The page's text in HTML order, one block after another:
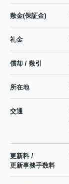
敷金(保証金)
礼金
償却 / 敷引
所在地
交通
更新料 /
更新事務手数料